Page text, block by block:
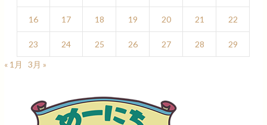
16 17 18 19 20 21 22
23 24 25 26 27 28
29
« 1月
3月 »